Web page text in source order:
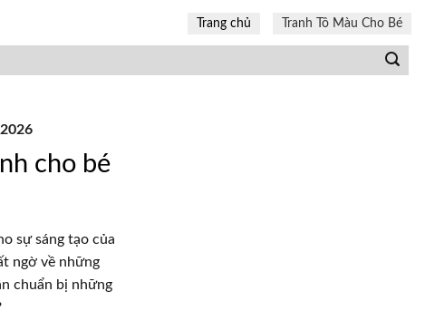
Trang chủ Tranh Tô Màu Cho Bé
cho bé
sự sáng tạo của
ngờ về những
chuẩn bị những